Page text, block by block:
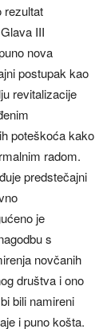
rezultat
III
nova
postupak kao
revitalizacije
poteškoća kako
radom.
predstečajni
je
s
novčanih
društva i ono
bili namireni
i puno košta.